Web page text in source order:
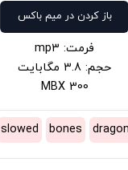
باز کردن در میم باکس
فرمت: mp3
حجم: 3.8 مگابایت
300 MBX
bones
slowed